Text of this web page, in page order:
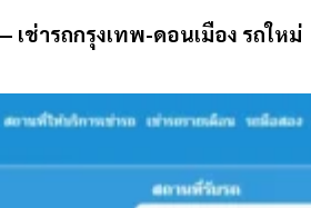
เช่ารถกรุงเทพ-ดอนเมือง รถใหม่